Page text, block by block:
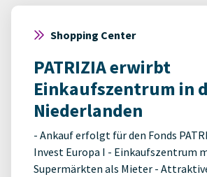
Shopping Center
PATRIZIA erwirbt
Einkaufszentrum in
Niederlanden
- Ankauf erfolgt für den Fonds
Invest Europa I - Einkaufszentrum
Supermärkten als Mieter -